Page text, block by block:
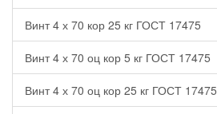
Винт 4 х 70 кор 25 кг ГОСТ 17475
Винт 4 х 70 оц кор 5 кг ГОСТ 17475
Винт 4 х 70 оц кор 25 кг ГОСТ 17475